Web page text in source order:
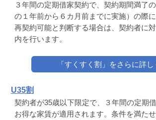
３年間の定期借家契約で、契約期間満了
の１年前から６カ月前までに実施）の際
再契約可能と判断する場合は、契約者に
内を行います。
「すくすく割」をさらに詳し
U35割
契約者が35歳以下限定で、３年間の定期
お得な家賃が適用されます。条件を満た